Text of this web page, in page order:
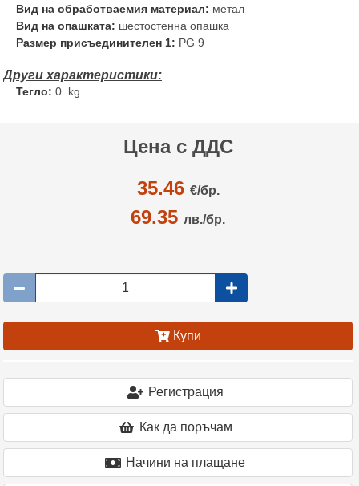
Вид на обработваемия материал: метал
Вид на опашката: шестостенна опашка
Размер присъединителен 1: PG 9
Тегло: 0. kg
Цена с ДДС
35.46 €/бр.
69.35 лв./бр.
Купи
Регистрация
Как да поръчам
Начини на плащане